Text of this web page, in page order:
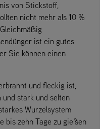
von Stickstoff,
nicht mehr als 10 %
ist ein gutes
Sie können einen
und fleckig ist,
stark und selten
Wurzelsystem
bis zehn Tage zu gießen